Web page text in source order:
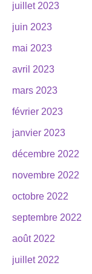
juillet 2023
juin 2023
mai 2023
avril 2023
mars 2023
février 2023
janvier 2023
décembre 2022
novembre 2022
octobre 2022
septembre 2022
août 2022
juillet 2022